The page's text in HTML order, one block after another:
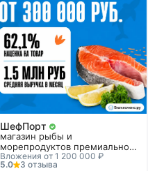
ШефПорт
магазин рыбы и
морепродуктов премиального
качества
Вложения от 1 200 000 ₽
5.0
3 отзыва